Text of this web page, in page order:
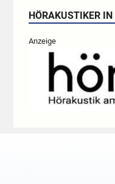
HÖRAKUSTIKER
Anzeige